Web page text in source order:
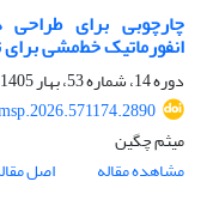
چارچوبی برای
انفورماتیک خط‌مشی
دوره 14، شماره 53، بهار 1405
میثم چگین
مشاهده مقاله
اصل